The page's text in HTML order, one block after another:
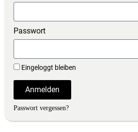
Passwort
Eingeloggt bleiben
Anmelden
Passwort vergessen?